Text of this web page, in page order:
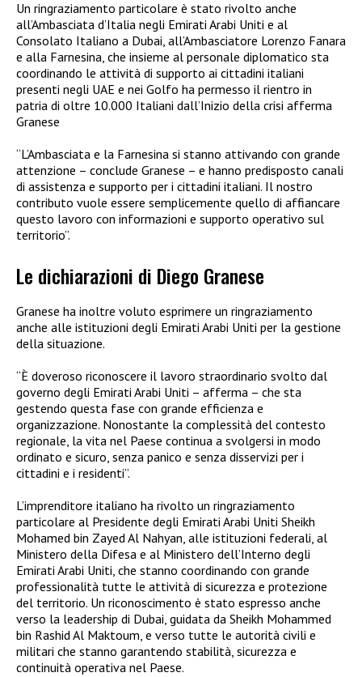
Un ringraziamento particolare è stato rivolto anche
all’Ambasciata d’Italia negli Emirati Arabi Uniti e al
Consolato Italiano a Dubai, all’Ambasciatore Lorenzo Fanara
e alla Farnesina, che insieme al personale diplomatico sta
coordinando le attività di supporto ai cittadini italiani
presenti negli UAE e nei Golfo ha permesso il rientro in
patria di oltre 10.000 Italiani dall’Inizio della crisi afferma
Granese
“L’Ambasciata e la Farnesina si stanno attivando con grande
attenzione – conclude Granese – e hanno predisposto canali
di assistenza e supporto per i cittadini italiani. Il nostro
contributo vuole essere semplicemente quello di affiancare
questo lavoro con informazioni e supporto operativo sul
territorio”.
Le dichiarazioni di Diego Granese
Granese ha inoltre voluto esprimere un ringraziamento
anche alle istituzioni degli Emirati Arabi Uniti per la gestione
della situazione.
“È doveroso riconoscere il lavoro straordinario svolto dal
governo degli Emirati Arabi Uniti – afferma – che sta
gestendo questa fase con grande efficienza e
organizzazione. Nonostante la complessità del contesto
regionale, la vita nel Paese continua a svolgersi in modo
ordinato e sicuro, senza panico e senza disservizi per i
cittadini e i residenti”.
L’imprenditore italiano ha rivolto un ringraziamento
particolare al Presidente degli Emirati Arabi Uniti Sheikh
Mohamed bin Zayed Al Nahyan, alle istituzioni federali, al
Ministero della Difesa e al Ministero dell’Interno degli
Emirati Arabi Uniti, che stanno coordinando con grande
professionalità tutte le attività di sicurezza e protezione
del territorio. Un riconoscimento è stato espresso anche
verso la leadership di Dubai, guidata da Sheikh Mohammed
bin Rashid Al Maktoum, e verso tutte le autorità civili e
militari che stanno garantendo stabilità, sicurezza e
continuità operativa nel Paese.